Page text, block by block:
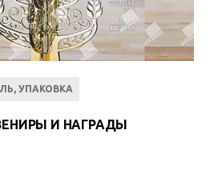
УПАКОВКА
И НАГРАДЫ